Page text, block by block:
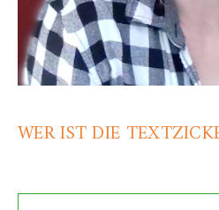
WER IST DIE